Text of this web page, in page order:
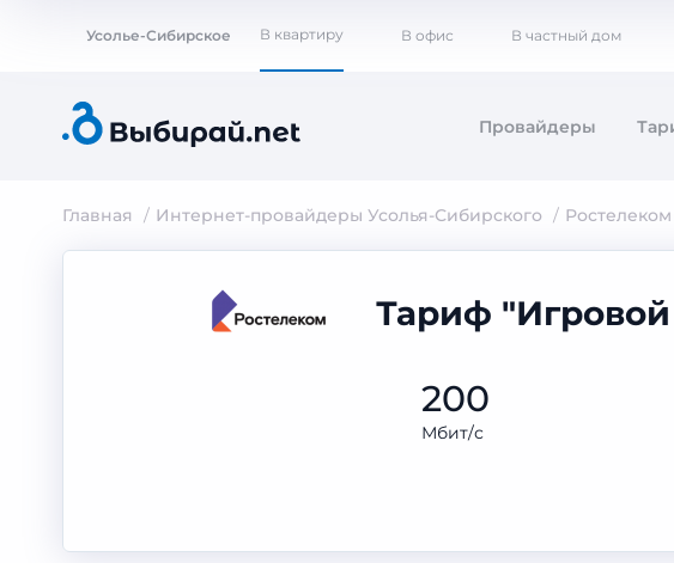
Усолье-Сибирское В квартиру В офис В частный дом
Провайдеры
Главная Интернет-провайдеры Усолья-Сибирского Ростелеком
Тариф "Игровой
200
Мбит/с